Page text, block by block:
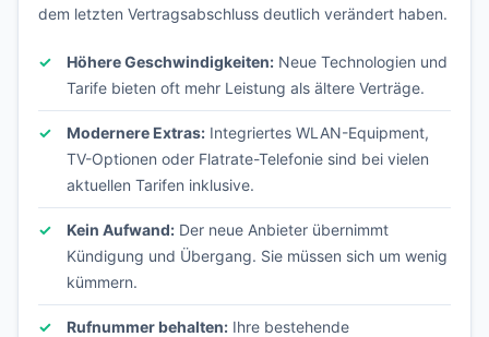
dem letzten Vertragsabschluss deutlich verändert haben.
Höhere Geschwindigkeiten: Neue Technologien und
Tarife bieten oft mehr Leistung als ältere Verträge.
Modernere Extras: Integriertes WLAN-Equipment,
TV-Optionen oder Flatrate-Telefonie sind bei vielen
aktuellen Tarifen inklusive.
Kein Aufwand: Der neue Anbieter übernimmt
Kündigung und Übergang. Sie müssen sich um wenig
kümmern.
Rufnummer behalten: Ihre bestehende